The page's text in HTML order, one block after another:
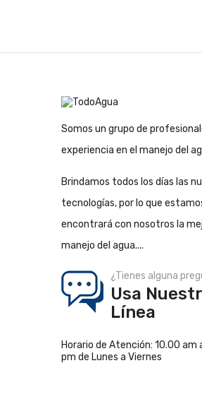
Somos un grupo de
experiencia en el manejo del
Brindamos todos los días las
tecnologías, por lo que
encontrará con nosotros la
manejo del agua....
¿Tienes alguna
Usa
Línea
Horario de Atención: 10.00
pm de Lunes a Viernes